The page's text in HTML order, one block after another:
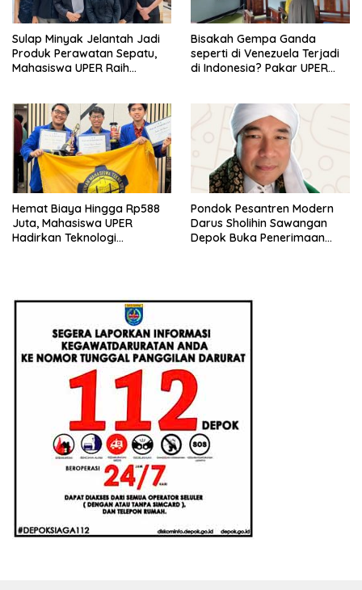
Sulap Minyak Jelantah Jadi
Produk Perawatan Sepatu,
Mahasiswa UPER Raih
Bisakah Gempa Ganda
seperti di Venezuela Terjadi
di Indonesia? Pakar UPER
Hemat Biaya Hingga Rp588
Juta, Mahasiswa UPER
Hadirkan Teknologi
Pondok Pesantren Modern
Darus Sholihin Sawangan
Depok Buka Penerimaan